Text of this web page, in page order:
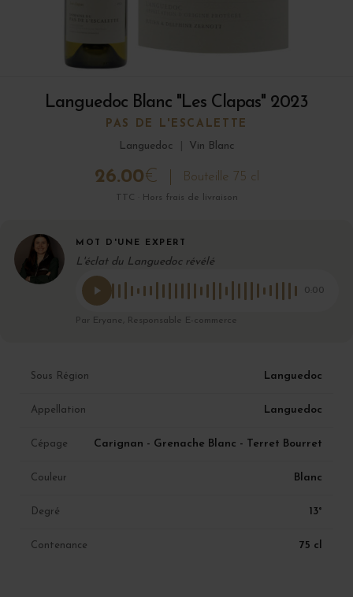
Languedoc Blanc "Les Clapas" 2023
PAS DE L'ESCALETTE
Languedoc
Vin Blanc
26.00€ Bouteille 75 cl
TTC · Hors frais de livraison
MOT D'UNE EXPERT
L'éclat du Languedoc révélé
0:00
Par Eryane, Responsable E-commerce
Sous Région Languedoc
Appellation Languedoc
Cépage Carignan - Grenache Blanc - Terret Bourret
Couleur Blanc
Degré 13°
Contenance 75 cl